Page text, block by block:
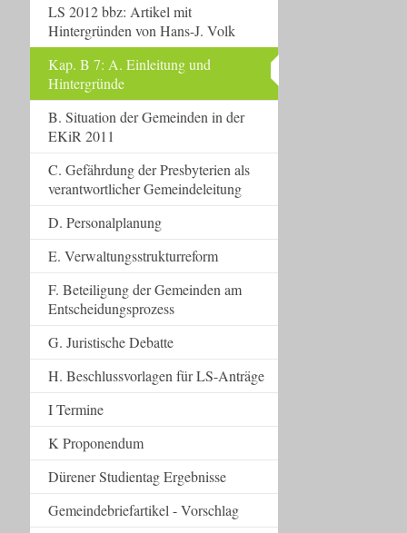
LS 2012 bbz: Artikel mit
Hintergründen von Hans-J. Volk
Kap. B 7: A. Einleitung und
Hintergründe
B. Situation der Gemeinden in der
EKiR 2011
C. Gefährdung der Presbyterien als
verantwortlicher Gemeindeleitung
D. Personalplanung
E. Verwaltungsstrukturreform
F. Beteiligung der Gemeinden am
Entscheidungsprozess
G. Juristische Debatte
H. Beschlussvorlagen für LS-Anträge
I Termine
K Proponendum
Dürener Studientag Ergebnisse
Gemeindebriefartikel - Vorschlag